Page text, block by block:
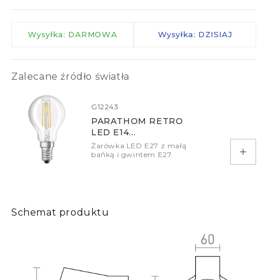
Wysyłka: DARMOWA Wysyłka: DZISIAJ
Zalecane źródło światła
G12243
PARATHOM RETRO
LED E14
ILUMINACYJNA
PRZEZROCZYSTA
Żarówka LED E27 z małą
bańką i gwintem E27.
Schemat produktu